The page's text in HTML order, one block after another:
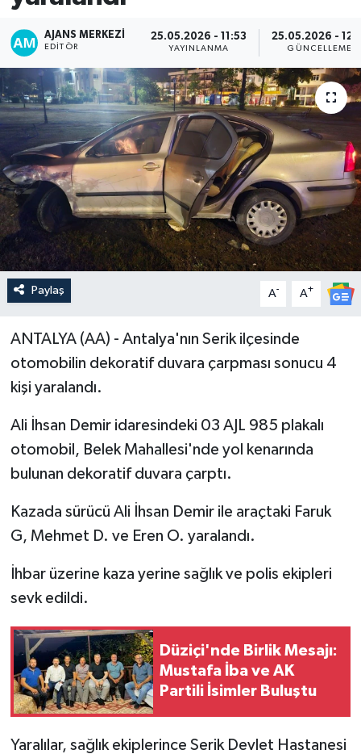
AJANS MERKEZI
EDITÖR
25.05.2026 - 11:53
YAYINLANMA
25.05.2026 -
GÜNCELLEME
Paylaş A- A+
ANTALYA (AA) - Antalya'nın Serik ilçesinde
otomobilin dekoratif duvara çarpması sonucu 4
kişi yaralandı.
Ali İhsan Demir idaresindeki 03 AJL 985 plakalı
otomobil, Belek Mahallesi'nde yol kenarında
bulunan dekoratif duvara çarptı.
Kazada sürücü Ali İhsan Demir ile araçtaki Faruk
G, Mehmet D. ve Eren O. yaralandı.
İhbar üzerine kaza yerine sağlık ve polis ekipleri
sevk edildi.
Düziçi'nde Birlik Mesajı:
Mustafa İba ve AK
Partili İsimler Buluştu
Yaralılar, sağlık ekiplerince Serik Devlet Hastanesi